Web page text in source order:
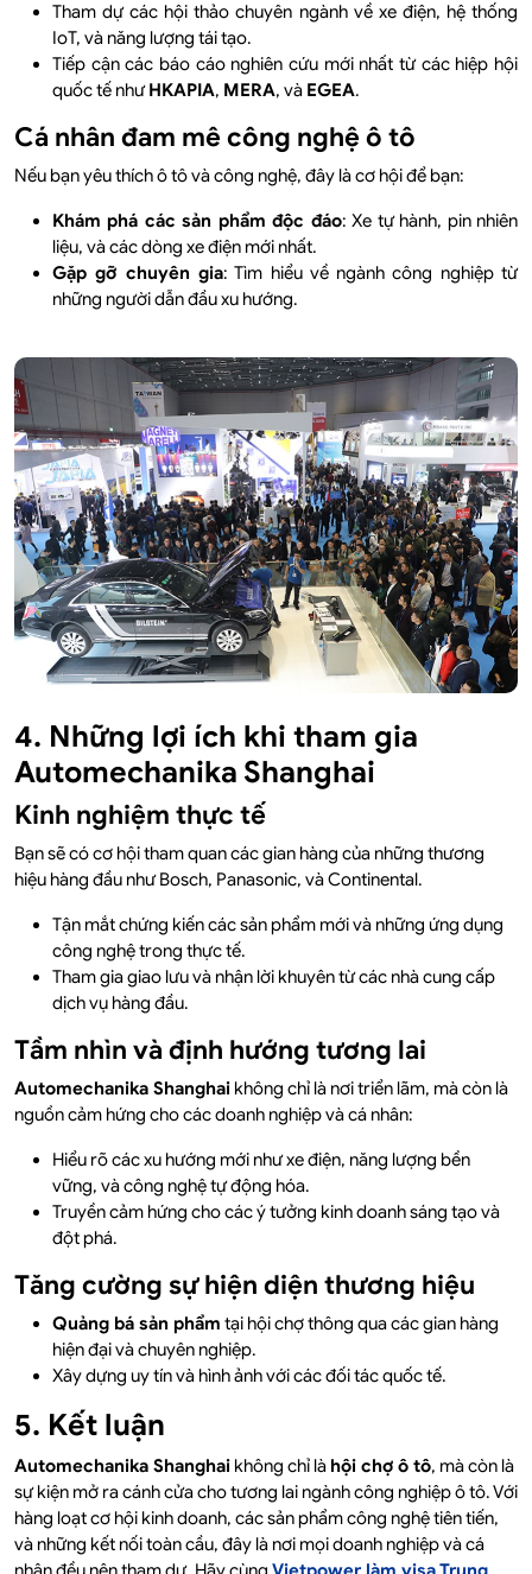
Tham dự các hội thảo chuyên ngành về xe điện, hệ thống
IoT, và năng lượng tái tạo.
Tiếp cận các báo cáo nghiên cứu mới nhất từ các hiệp hội
quốc tế nhưHKAPIA, MERA, và EGEA.
Cá nhân đam mê công nghệ ô tô
Nếu bạn yêu thích ô tô và công nghệ, đây là cơ hội để bạn:
Khám phá các sản phẩm độc đáo: Xe tự hành, pin nhiên
liệu, và các dòng xe điện mới nhất.
Gặp gỡ chuyên gia: Tìm hiểu về ngành công nghiệp từ
những người dẫn đầu xu hướng.
4. Những lợi ích khi tham gia
Automechanika Shanghai
Kinh nghiệm thực tế
Bạn sẽ có cơ hội tham quan các gian hàng của những thương
hiệu hàng đầu như Bosch, Panasonic, và Continental.
Tận mắt chứng kiến các sản phẩm mới và những ứng dụng
công nghệ trong thực tế.
Tham gia giao lưu và nhận lời khuyên từ các nhà cung cấp
dịch vụ hàng đầu.
Tầm nhìn và định hướng tương lai
Automechanika Shanghai không chỉ là nơi triển lãm, mà còn là
nguồn cảm hứng cho các doanh nghiệp và cá nhân:
Hiểu rõ các xu hướng mới như xe điện, năng lượng bền
vững, và công nghệ tự động hóa.
Truyền cảm hứng cho các ý tưởng kinh doanh sáng tạo và
đột phá.
Tăng cường sự hiện diện thương hiệu
Quảng bá sản phẩm tại hội chợ thông qua các gian hàng
hiện đại và chuyên nghiệp.
Xây dựng uy tín và hình ảnh với các đối tác quốc tế.
5. Kết luận
Automechanika Shanghai không chỉ là hội chợ ô tô, mà còn là
sự kiện mở ra cánh cửa cho tương lai ngành công nghiệp ô tô. Với
hàng loạt cơ hội kinh doanh, các sản phẩm công nghệ tiên tiến,
và những kết nối toàn cầu, đây là nơi mọi doanh nghiệp và cá